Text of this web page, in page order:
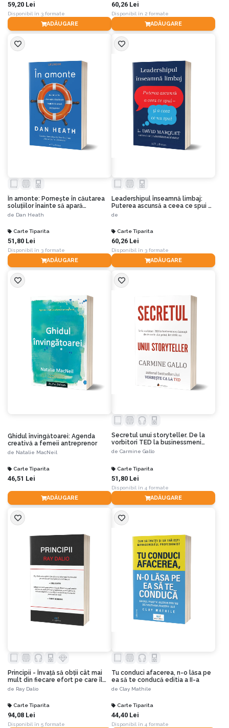
59,20 Lei
Disponibil în 3 formate
ADĂUGARE
60,26 Lei
Disponibil în 2 formate
ADĂUGARE
În amonte: Pornește în căutarea
soluțiilor înainte să apară
problemele
de Dan Heath
Carte Tiparita
51,80 Lei
Disponibil în 3 formate
ADĂUGARE
Leadershipul înseamnă limbaj:
Puterea ascunsă a ceea ce spui –
și a ceea ce nu spui
de
Carte Tiparita
60,26 Lei
Disponibil în 3 formate
ADĂUGARE
Ghidul învingătoarei: Agenda
creativă a femeii antreprenor
de Natalie MacNeil
Carte Tiparita
46,51 Lei
ADĂUGARE
Secretul unui storyteller. De la
vorbitori TED la businessmeni
faimoși: de ce unele idei prind, iar
de Carmine Gallo
Carte Tiparita
51,80 Lei
Disponibil în 4 formate
ADĂUGARE
Principii - Învață să obții cât mai
mult din fiecare efort pe care îl
depui!
de Ray Dalio
Carte Tiparita
94,08 Lei
Disponibil în 5 formate
Tu conduci afacerea, n-o lăsa pe
ea să te conducă editia a II-a
de Clay Mathile
Carte Tiparita
44,40 Lei
Disponibil în 4 formate